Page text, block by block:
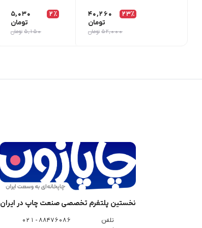
23٪
40,260
تومان
52,000 تومان
2٪
5,030
تومان
5,150 تومان
نخستین پلتفرم تخصصی صنعت چاپ در ایران
تلفن
88476086 - 021